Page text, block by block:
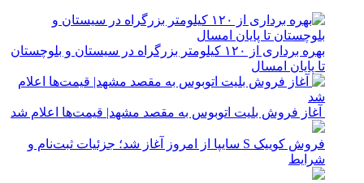
بهره برداری از ۱۲۰ کیلومتر بزرگراه در سیستان و بلوچستان
تا پایان امسال
آغاز فروش بلیت اتوبوس به مقصد مشهد| قیمت‌ها اعلام شد
فروش کوییک S سایپا از امروز آغاز شد؛ جزئیات ثبت‌نام و
شرایط